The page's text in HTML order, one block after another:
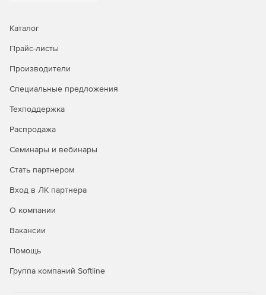
Каталог
Прайс-листы
Производители
Специальные предложения
Техподдержка
Распродажа
Семинары и вебинары
Стать партнером
Вход в ЛК партнера
О компании
Вакансии
Помощь
Группа компаний Softline